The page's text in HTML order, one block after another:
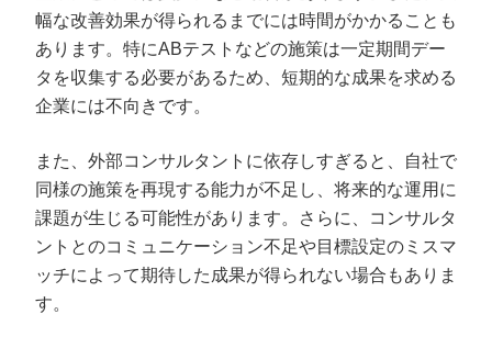
幅な改善効果が得られるまでには時間がかかることも
あります。特にABテストなどの施策は一定期間デー
タを収集する必要があるため、短期的な成果を求める
企業には不向きです。
また、外部コンサルタントに依存しすぎると、自社で
同様の施策を再現する能力が不足し、将来的な運用に
課題が生じる可能性があります。さらに、コンサルタ
ントとのコミュニケーション不足や目標設定のミスマ
ッチによって期待した成果が得られない場合もありま
す。